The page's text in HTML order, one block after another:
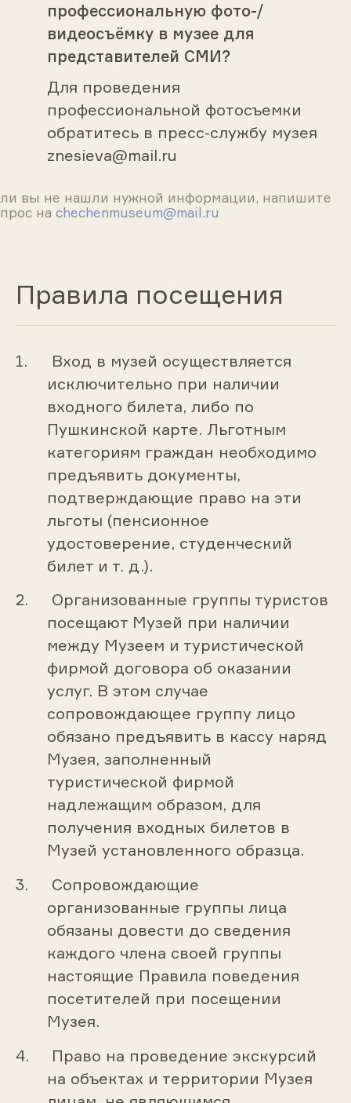
профессиональную фото-/
видеосъёмку в музее для
представителей СМИ?
Для проведения
профессиональной фотосъемки
обратитесь в пресс-службу музея
znesieva@mail.ru
вы не нашли нужной информации, напишите
наchechenmuseum@mail.ru
Правила посещения
Вход в музей осуществляется
исключительно при наличии
входного билета, либо по
Пушкинской карте. Льготным
категориям граждан необходимо
предъявить документы,
подтверждающие право на эти
льготы (пенсионное
удостоверение, студенческий
билет и т. д.).
Организованные группы туристов
посещают Музей при наличии
между Музеем и туристической
фирмой договора об оказании
услуг. В этом случае
сопровождающее группу лицо
обязано предъявить в кассу наряд
Музея, заполненный
туристической фирмой
надлежащим образом, для
получения входных билетов в
Музей установленного образца.
Сопровождающие
организованные группы лица
обязаны довести до сведения
каждого члена своей группы
настоящие Правила поведения
посетителей при посещении
Музея.
Право на проведение экскурсий
на объектах и территории Музея